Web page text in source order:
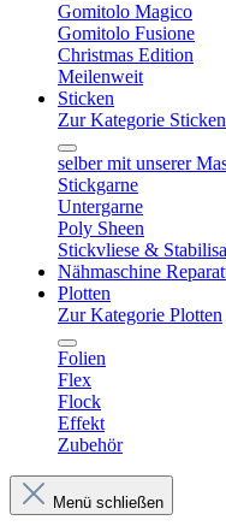
Gomitolo Magico
Gomitolo Fusione
Christmas Edition
Meilenweit
Sticken
Zur Kategorie Sticken
selber mit unserer
Stickgarne
Untergarne
Poly Sheen
Stickvliese &
Nähmaschine
Plotten
Zur Kategorie Plotten
Folien
Flex
Flock
Effekt
Zubehör
Menü schließen